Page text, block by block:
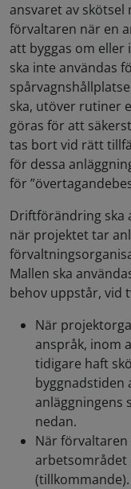
ansvaret av
förvaltaren när en
att byggas om
ska inte användas
ska, utöver rutiner
göras för att
tas bort vid rätt
för dessa
för
Driftförändring ska
när projektet tar
Mallen ska
behov uppstår, vid
När
anspråk, inom
tidigare haft
anläggningens
nedan.
När förvaltaren
arbetsområdet